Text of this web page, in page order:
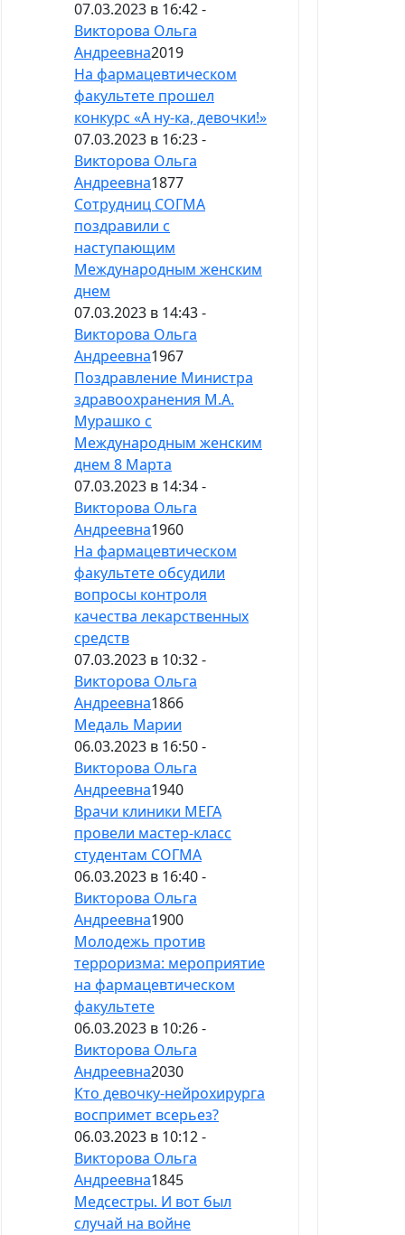
07.03.2023 в 16:42 -
Викторова Ольга
Андреевна2019
На фармацевтическом
факультете прошел
конкурс «А ну-ка, девочки!»
07.03.2023 в 16:23 -
Викторова Ольга
Андреевна1877
Сотрудниц СОГМА
поздравили с
наступающим
Международным женским
днем
07.03.2023 в 14:43 -
Викторова Ольга
Андреевна1967
Поздравление Министра
здравоохранения М.А.
Мурашко с
Международным женским
днем 8 Марта
07.03.2023 в 14:34 -
Викторова Ольга
Андреевна1960
На фармацевтическом
факультете обсудили
вопросы контроля
качества лекарственных
средств
07.03.2023 в 10:32 -
Викторова Ольга
Андреевна1866
Медаль Марии
06.03.2023 в 16:50 -
Викторова Ольга
Андреевна1940
Врачи клиники МЕГА
провели мастер-класс
студентам СОГМА
06.03.2023 в 16:40 -
Викторова Ольга
Андреевна1900
Молодежь против
терроризма: мероприятие
на фармацевтическом
факультете
06.03.2023 в 10:26 -
Викторова Ольга
Андреевна2030
Кто девочку-нейрохирурга
воспримет всерьез?
06.03.2023 в 10:12 -
Викторова Ольга
Андреевна1845
Медсестры. И вот был
случай на войне